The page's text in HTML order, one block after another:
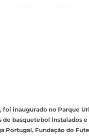
foi inaugurado no Parque
basquetebol instalados
Portugal, Fundação do